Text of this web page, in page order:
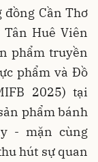
đồng Cần Thơ
Huê Viên
phẩm truyền
phẩm và Đồ
2025) tại
phẩm bánh
- mặn cùng
hút sự quan